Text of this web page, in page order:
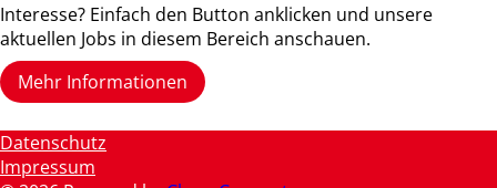
Interesse? Einfach den Button anklicken und unsere
aktuellen Jobs in diesem Bereich anschauen.
Mehr Informationen
Datenschutz
Impressum